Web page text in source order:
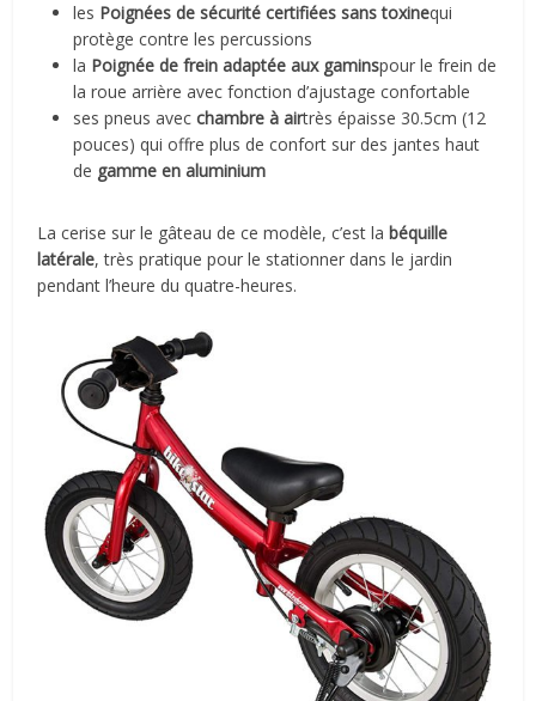
les Poignées de sécurité certifiées sans toxinequi
protège contre les percussions
la Poignée de frein adaptée aux gaminspour le frein de
la roue arrière avec fonction d’ajustage confortable
ses pneus avecchambre à airtrès épaisse 30.5cm (12
pouces) qui offre plus de confort sur des jantes haut
de gamme en aluminium
La cerise sur le gâteau de ce modèle, c’est la béquille
latérale, très pratique pour le stationner dans le jardin
pendant l’heure du quatre-heures.